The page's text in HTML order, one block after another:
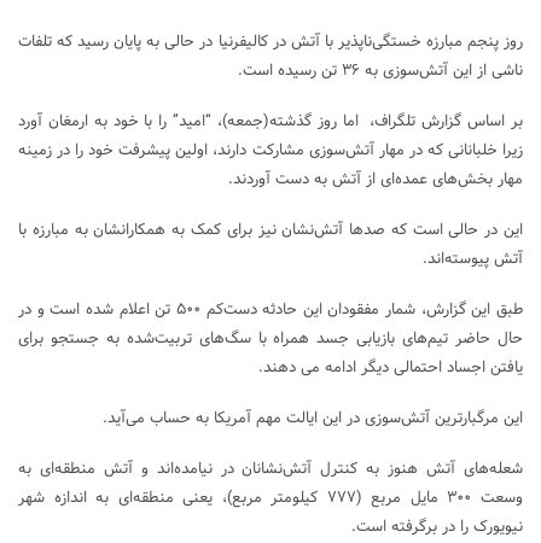
روز پنجم مبارزه خستگی‌ناپذیر با آتش در کالیفرنیا در حالی به پایان رسید که تلفات
ناشی از این آتش‌سوزی‌ به ۳۶ تن رسیده است.
بر اساس گزارش تلگراف، اما روز گذشته(جمعه)، “امید” را با خود به ارمغان آورد
زیرا خلبانانی که در مهار آتش‌سوزی مشارکت دارند، اولین پیشرفت خود را در زمینه
مهار بخش‌های عمده‌ای از آتش به دست آوردند.
این در حالی است که صدها آتش‌نشان نیز برای کمک به همکارانشان به مبارزه با
آتش پیوسته‌اند.
طبق این گزارش، شمار مفقودان این حادثه دست‌کم ۵۰۰ تن اعلام شده است و در
حال حاضر تیم‌های بازیابی جسد همراه با سگ‌های تربیت‌شده به جستجو برای
یافتن اجساد احتمالی دیگر ادامه می دهند.
این مرگبارترین آتش‌سوزی در این ایالت مهم آمریکا به حساب می‌آید.
شعله‌های آتش هنوز به کنترل آتش‌نشانان در نیامده‌اند و آتش منطقه‌ای به
وسعت ۳۰۰ مایل مربع (۷۷۷ کیلومتر مربع)، یعنی منطقه‌ای به اندازه شهر
نیویورک را در برگرفته است.